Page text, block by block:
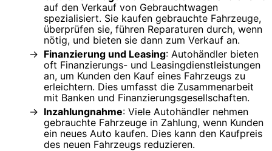
auf den Verkauf von Gebrauchtwagen
spezialisiert. Sie kaufen gebrauchte Fahrzeuge,
überprüfen sie, führen Reparaturen durch, wenn
nötig, und bieten sie dann zum Verkauf an.
Finanzierung und Leasing: Autohändler bieten
oft Finanzierungs- und Leasingdienstleistungen
an, um Kunden den Kauf eines Fahrzeugs zu
erleichtern. Dies umfasst die Zusammenarbeit
mit Banken und Finanzierungsgesellschaften.
Inzahlungnahme: Viele Autohändler nehmen
gebrauchte Fahrzeuge in Zahlung, wenn Kunden
ein neues Auto kaufen. Dies kann den Kaufpreis
des neuen Fahrzeugs reduzieren.